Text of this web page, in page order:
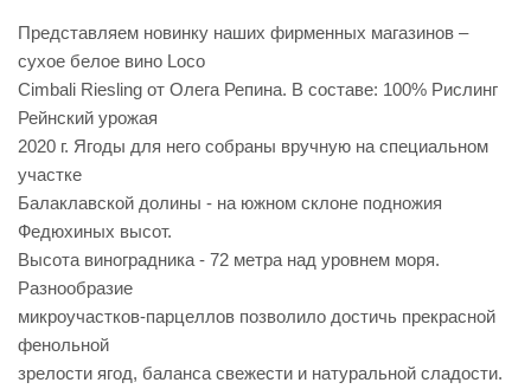
Представляем новинку наших фирменных магазинов –
сухое белое вино Loco
Cimbali Riesling от Олега Репина. В составе: 100% Рислинг
Рейнский урожая
2020 г. Ягоды для него собраны вручную на специальном
участке
Балаклавской долины - на южном склоне подножия
Федюхиных высот.
Высота виноградника - 72 метра над уровнем моря.
Разнообразие
микроучастков-парцеллов позволило достичь прекрасной
фенольной
зрелости ягод, баланса свежести и натуральной сладости.